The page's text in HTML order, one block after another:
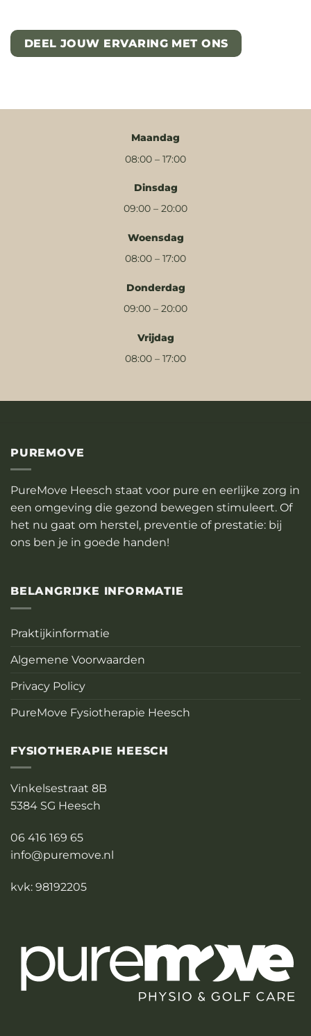
DEEL JOUW ERVARING MET ONS
Maandag
08:00 – 17:00
Dinsdag
09:00 – 20:00
Woensdag
08:00 – 17:00
Donderdag
09:00 – 20:00
Vrijdag
08:00 – 17:00
PUREMOVE
PureMove Heesch staat voor pure en eerlijke zorg in
een omgeving die gezond bewegen stimuleert. Of
het nu gaat om herstel, preventie of prestatie: bij
ons ben je in goede handen!
BELANGRIJKE INFORMATIE
Praktijkinformatie
Algemene Voorwaarden
Privacy Policy
PureMove Fysiotherapie Heesch
FYSIOTHERAPIE HEESCH
Vinkelsestraat 8B
5384 SG Heesch
06 416 169 65
info@puremove.nl
kvk: 98192205